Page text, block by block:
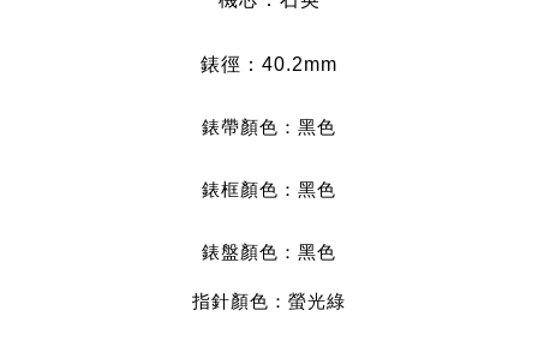
錶徑：40.2mm
錶帶顏色：黑色
錶框顏色：黑色
錶盤顏色：黑色
指針顏色： 螢光綠